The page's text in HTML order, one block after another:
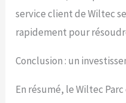
service client de Wiltec
rapidement pour
Conclusion : un
En résumé, le Wiltec